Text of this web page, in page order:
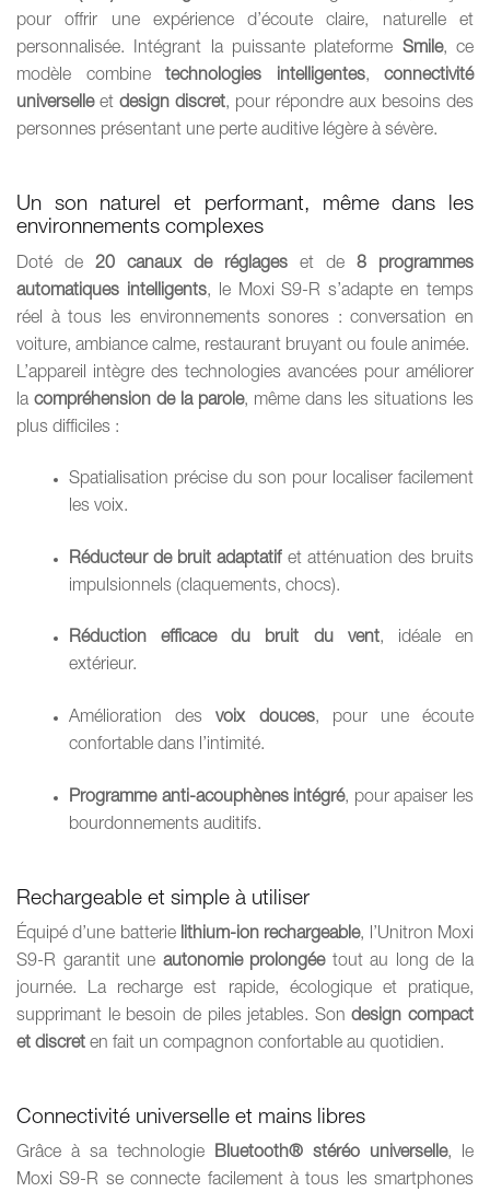
pour offrir une expérience d’écoute claire, naturelle et
personnalisée. Intégrant la puissante plateforme Smile, ce
modèle combine technologies intelligentes, connectivité
universelleet design discret, pour répondre aux besoins des
personnes présentant une perte auditive légère à sévère.
Un son naturel et performant, même dans les
environnements complexes
Doté de 20 canaux de réglages et de 8 programmes
automatiques intelligents, le Moxi S9-R s’adapte en temps
réel à tous les environnements sonores : conversation en
voiture, ambiance calme, restaurant bruyant ou foule animée.
L’appareil intègre des technologies avancées pour améliorer
la compréhension de la parole, même dans les situations les
plus difficiles :
Spatialisation précise du son pour localiser facilement
les voix.
Réducteur de bruit adaptatifet atténuation des bruits
impulsionnels (claquements, chocs).
Réduction efficace du bruit du vent, idéale en
extérieur.
Amélioration desvoix douces, pour une écoute
confortable dans l’intimité.
Programme anti-acouphènes intégré, pour apaiser les
bourdonnements auditifs.
Rechargeable et simple à utiliser
Équipé d’une batterie lithium-ion rechargeable, l’Unitron Moxi
S9-R garantit une autonomie prolongéetout au long de la
journée. La recharge est rapide, écologique et pratique,
supprimant le besoin de piles jetables. Sondesign compact
et discret en fait un compagnon confortable au quotidien.
Connectivité universelle et mains libres
Grâce à sa technologie Bluetooth® stéréo universelle, le
Moxi S9-R se connecte facilement à tous les smartphones